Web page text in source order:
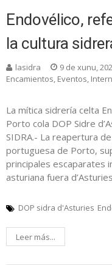
Endovélico,
la cultura
lasidra 9 de xunu,
Encamientos, Eventos,
La mítica sidrería celta
Porto cola DOP Sidre
SIDRA.- La reapertura
portuguesa de Porto,
principales escaparates
asturiana fuera
DOP sidra d'Asturies
Leer más...